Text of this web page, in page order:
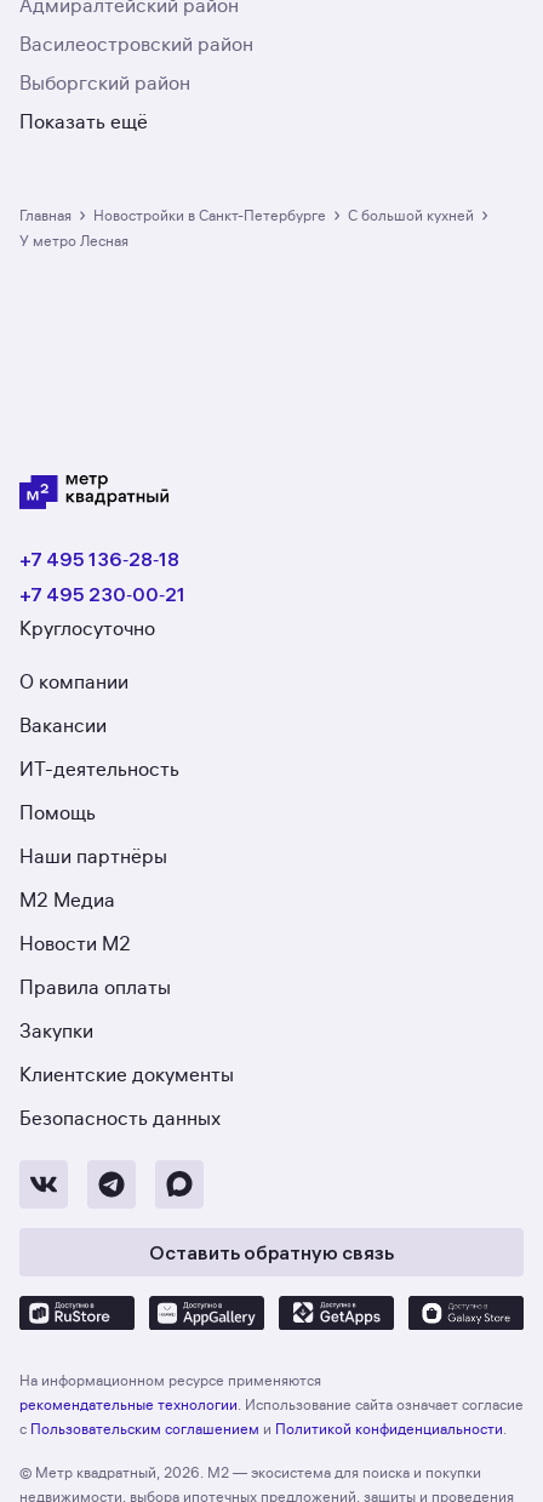
Адмиралтейский район
Василеостровский район
Выборгский район
Показать ещё
Главная › Новостройки в Санкт-Петербурге › с большой кухней ›
у метро Лесная
+7 495 136‑28‑18
+7 495 230‑00‑21
Круглосуточно
О компании
Вакансии
ИТ-деятельность
Помощь
Наши партнёры
М2 Медиа
Новости М2
Правила оплаты
Закупки
Клиентские документы
Безопасность данных
Оставить обратную связь
На информационном ресурсе применяются
рекомендательные технологии . Использование сайта означает согласие
с Пользовательским соглашением и Политикой конфиденциальности
© Метр квадратный, 2026. М2 — экосистема для поиска и покупки
недвижимости, выбора ипотечных предложений, защиты и проведения